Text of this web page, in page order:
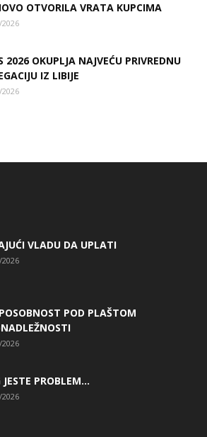
OTVORILA VRATA KUPCIMA
2026 OKUPLJA NAJVEĆU PRIVREDNU
IZ LIBIJE
VLADU DA UPLATI
POD PLAŠTOM
JESTE PROBLEM…